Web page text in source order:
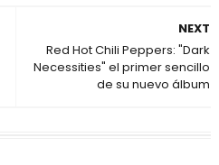
NEXT
Red Hot Chili Peppers: "Dark
Necessities" el primer sencillo
de su nuevo álbum